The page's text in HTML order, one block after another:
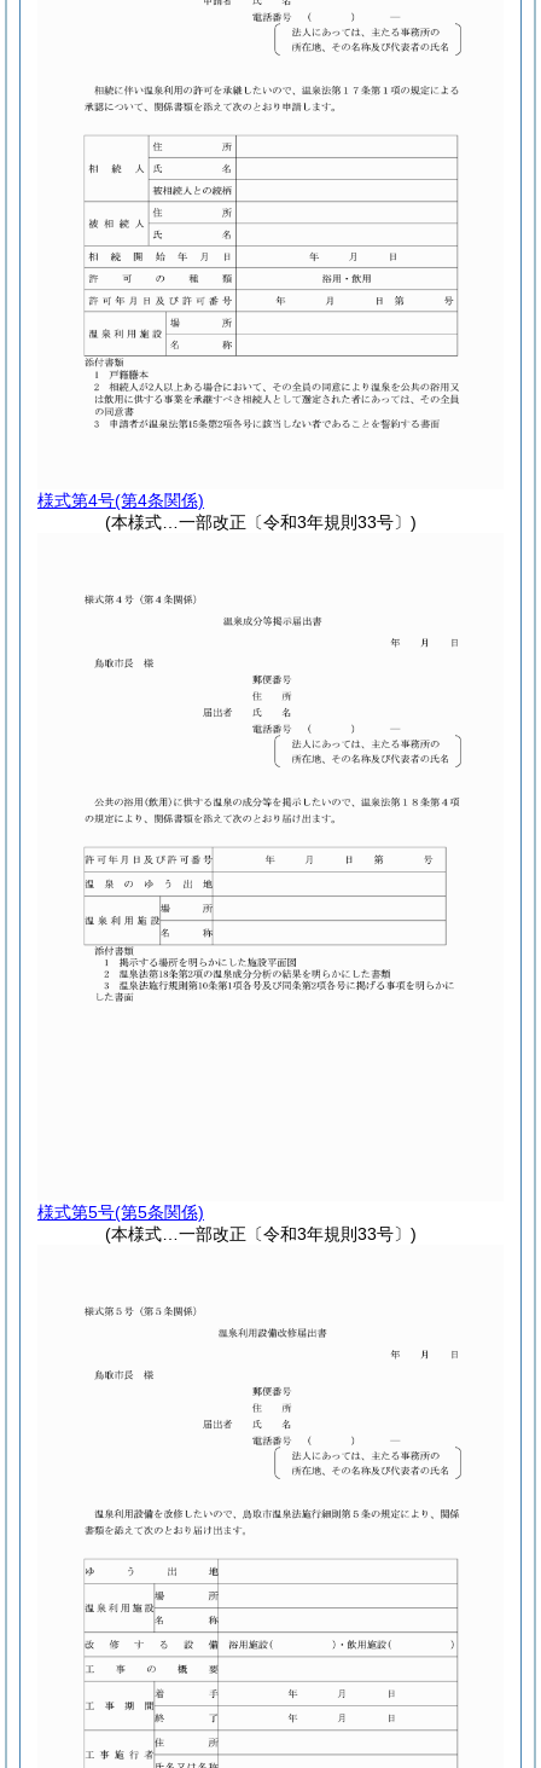
様式第4号(第4条関係)
(本様式…一部改正〔令和3年規則33号〕)
様式第5号(第5条関係)
(本様式…一部改正〔令和3年規則33号〕)